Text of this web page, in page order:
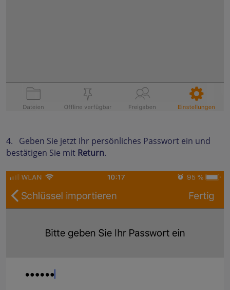
4. Geben Sie jetzt Ihr persönliches Passwort ein und
bestätigen Sie mit Return.